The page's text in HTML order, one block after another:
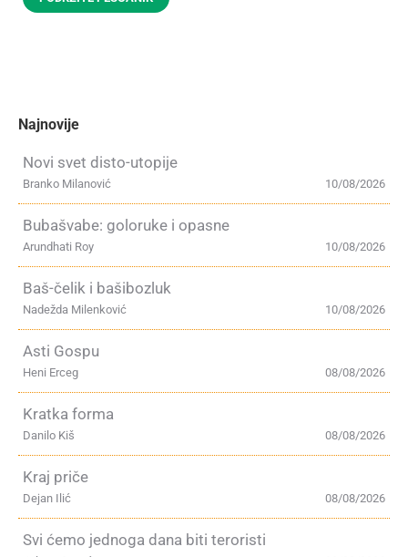
Najnovije
Novi svet disto-utopije
10/08/2026
Branko Milanović
Bubašvabe: goloruke i opasne
10/08/2026
Arundhati Roy
Baš-čelik i bašibozluk
10/08/2026
Nadežda Milenković
Asti Gospu
08/08/2026
Heni Erceg
Kratka forma
08/08/2026
Danilo Kiš
Kraj priče
08/08/2026
Dejan Ilić
Svi ćemo jednoga dana biti teroristi